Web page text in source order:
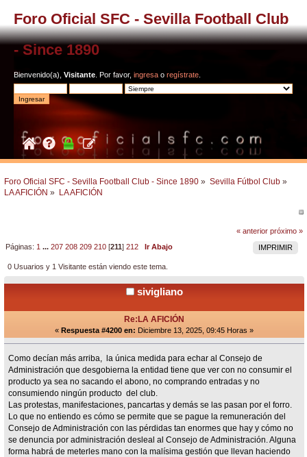
Foro Oficial SFC - Sevilla Football Club
- Since 1890
Bienvenido(a), Visitante . Por favor, ingresa o regístrate
Foro Oficial SFC - Sevilla Football Club - Since 1890 » Sevilla Fútbol Club »
LA AFICIÓN » LA AFICIÓN
« anterior próximo »
IMPRIMIR
Páginas: 1 ...207 208 209 210 [211]212 Ir Abajo
0 Usuarios y 1 Visitante están viendo este tema.
sivigliano
Re:LA AFICIÓN
« Respuesta #4200 en: Diciembre 13, 2025, 09:45 Horas »
Como decían más arriba, la única medida para echar al Consejo de
Administración que desgobierna la entidad tiene que ver con no consumir el
producto ya sea no sacando el abono, no comprando entradas y no
consumiendo ningún producto del club.
Las protestas, manifestaciones, pancartas y demás se las pasan por el forro.
Lo que no entiendo es cómo se permite que se pague la remuneración del
Consejo de Administración con las pérdidas tan enormes que hay y cómo no
se denuncia por administración desleal al Consejo de Administración. Alguna
forma habrá de meterles mano con la malísima gestión que llevan haciendo